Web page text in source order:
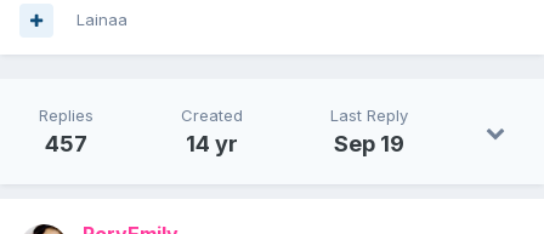
Lainaa
Replies
457
Created
14 yr
Last Reply
Sep 19